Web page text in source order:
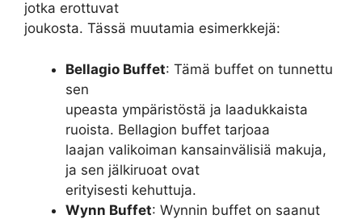
jotka erottuvat
joukosta. Tässä muutamia esimerkkejä:
Bellagio Buffet: Tämä buffet on tunnettu
sen
upeasta ympäristöstä ja laadukkaista
ruoista. Bellagion buffet tarjoaa
laajan valikoiman kansainvälisiä makuja,
ja sen jälkiruoat ovat
erityisesti kehuttuja.
Wynn Buffet: Wynnin buffet on saanut